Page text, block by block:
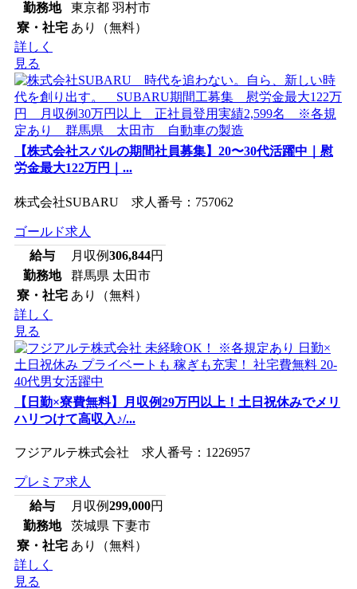
勤務地
東京都 羽村市
寮・社宅 あり（無料）
詳しく
見る
【株式会社スバルの期間社員募集】20〜30代活躍中｜慰
労金最大122万円｜...
株式会社SUBARU 求人番号：757062
ゴールド求人
給与
月収例306,844円
勤務地
群馬県 太田市
寮・社宅 あり（無料）
詳しく
見る
【日勤×寮費無料】月収例29万円以上！土日祝休みでメリ
ハリつけて高収入♪/...
フジアルテ株式会社 求人番号：1226957
プレミア求人
給与
月収例299,000円
勤務地
茨城県 下妻市
寮・社宅 あり（無料）
詳しく
見る